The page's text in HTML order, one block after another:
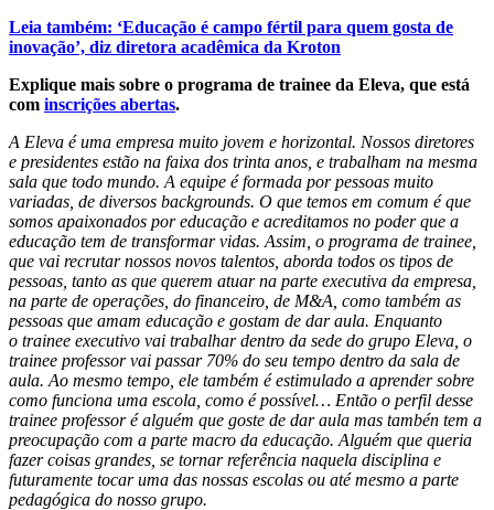
Leia também: ‘Educação é campo fértil para quem gosta de
inovação’, diz diretora acadêmica da Kroton
Explique mais sobre o programa de trainee da Eleva, que está
com inscrições abertas.
A Eleva é uma empresa muito jovem e horizontal. Nossos diretores
e presidentes estão na faixa dos trinta anos, e trabalham na mesma
sala que todo mundo. A equipe é formada por pessoas muito
variadas, de diversos backgrounds. O que temos em comum é que
somos apaixonados por educação e acreditamos no poder que a
educação tem de transformar vidas. Assim, o programa de trainee,
que vai recrutar nossos novos talentos, aborda todos os tipos de
pessoas, tanto as que querem atuar na parte executiva da empresa,
na parte de operações, do financeiro, de M&A, como também as
pessoas que amam educação e gostam de dar aula. Enquanto
o trainee executivo vai trabalhar dentro da sede do grupo Eleva, o
trainee professor vai passar 70% do seu tempo dentro da sala de
aula. Ao mesmo tempo, ele também é estimulado a aprender sobre
como funciona uma escola, como é possível… Então o perfil desse
trainee professor é alguém que goste de dar aula mas tambén tem a
preocupação com a parte macro da educação. Alguém que queria
fazer coisas grandes, se tornar referência naquela disciplina e
futuramente tocar uma das nossas escolas ou até mesmo a parte
pedagógica do nosso grupo.